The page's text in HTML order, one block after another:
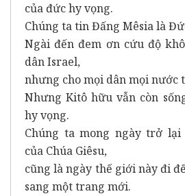
của đức hy vọng.
Chúng ta tin Đấng Mêsia là
Ngài đến đem ơn cứu độ
dân Israel,
nhưng cho mọi dân mọi nước
Nhưng Kitô hữu vẫn còn
hy vọng.
Chúng ta mong ngày trở
của Chúa Giêsu,
cũng là ngày thế giới này đi
sang một trang mới.